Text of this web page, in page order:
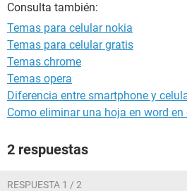
Consulta también:
Temas para celular nokia
Temas para celular gratis
Temas chrome
Temas opera
Diferencia entre smartphone y
Como eliminar una hoja en word en
2 respuestas
RESPUESTA 1 / 2